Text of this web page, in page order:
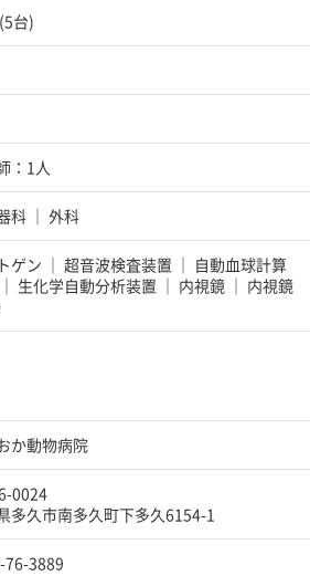
台)
：1人
科 外科
ゲン 超音波検査装置
自動血球計算
生化学自動分析装置 内視鏡
内視鏡
か動物病院
0024
多久市南多久町下多久6154-1
76-3889